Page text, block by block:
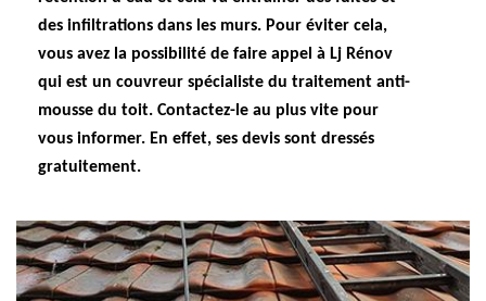
des infiltrations dans les murs. Pour éviter cela,
vous avez la possibilité de faire appel à Lj Rénov
qui est un couvreur spécialiste du traitement anti-
mousse du toit. Contactez-le au plus vite pour
vous informer. En effet, ses devis sont dressés
gratuitement.